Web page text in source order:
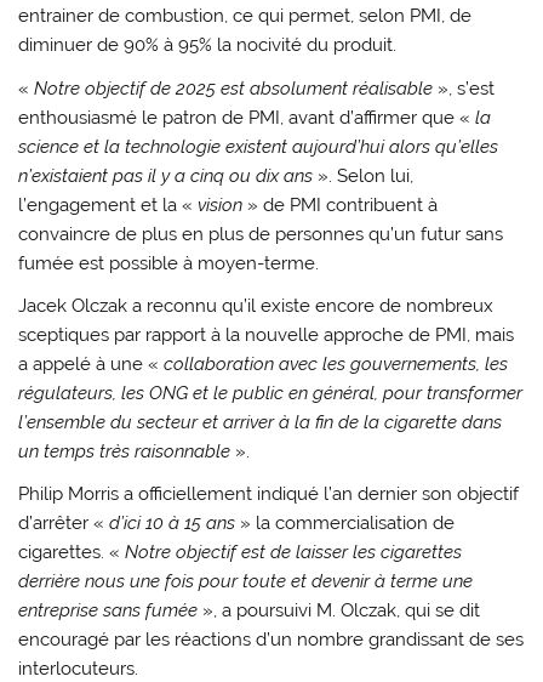
entrainer de combustion, ce qui permet, selon PMI, de
diminuer de 90% à 95% la nocivité du produit.
«Notre objectif de 2025 est absolument réalisable », s’est
enthousiasmé le patron de PMI, avant d’affirmer que «la
science et la technologie existent aujourd’hui alors qu’elles
n’existaient pas il y a cinq ou dix ans ». Selon lui,
l’engagement et la « vision » de PMI contribuent à
convaincre de plus en plus de personnes qu’un futur sans
fumée est possible à moyen-terme.
Jacek Olczak a reconnu qu’il existe encore de nombreux
sceptiques par rapport à la nouvelle approche de PMI, mais
a appelé à une «collaboration avec les gouvernements, les
régulateurs, les ONG et le public en général, pour transformer
l’ensemble du secteur et arriver à la fin de la cigarette dans
un temps très raisonnable ».
Philip Morris a officiellement indiqué l’an dernier son objectif
d’arrêter «d’ici 10 à 15 ans » la commercialisation de
cigarettes. «Notre objectif est de laisser les cigarettes
derrière nous une fois pour toute et devenir à terme une
entreprise sans fumée », a poursuivi M. Olczak, qui se dit
encouragé par les réactions d’un nombre grandissant de ses
interlocuteurs.